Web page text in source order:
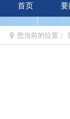
首页 要
您当前的位置：